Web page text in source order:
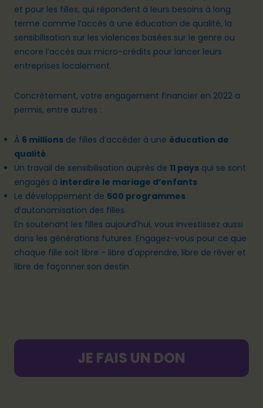
et pour les filles, qui répondent à leurs besoins à long
terme comme l’accès à une éducation de qualité, la
sensibilisation sur les violences basées sur le genre ou
encore l’accès aux micro-crédits pour lancer leurs
entreprises localement.
Concrètement, votre engagement financier en 2022 a
permis, entre autres :
À 6 millions de filles d’accéder à une éducation de
qualité
Un travail de sensibilisation auprès de 11 pays qui se sont
engagés à interdire le mariage d’enfants
Le développement de 500 programmes
d’autonomisation des filles
En soutenant les filles aujourd'hui, vous investissez aussi
dans les générations futures. Engagez-vous pour ce que
chaque fille soit libre - libre d'apprendre, libre de rêver et
libre de façonner son destin.
JE FAIS UN DON